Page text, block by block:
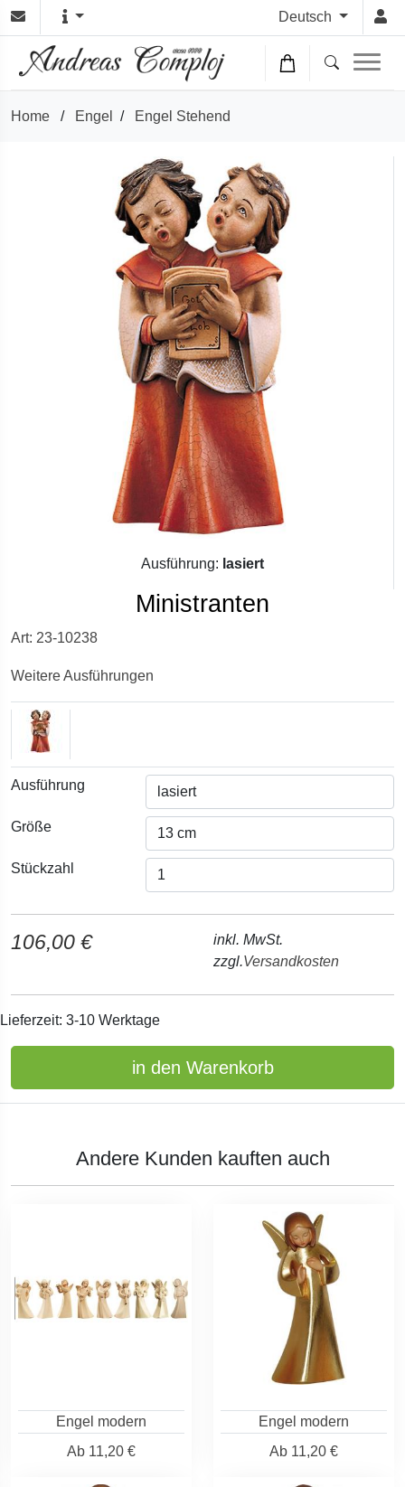
Deutsch
Home / Engel / Engel Stehend
Ausführung: lasiert
Ministranten
Art: 23-10238
Weitere Ausführungen
Ausführung
Größe
Stückzahl
106,00 €
inkl. MwSt.
zzgl.Versandkosten
Lieferzeit: 3-10 Werktage
in den Warenkorb
Andere Kunden kauften auch
Engel modern
Ab 11,20 €
Engel modern
Ab 11,20 €